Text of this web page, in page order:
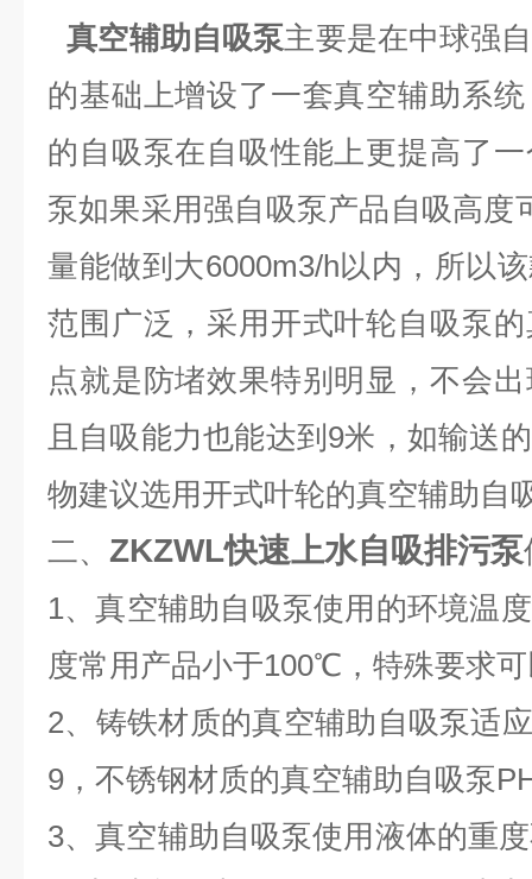
真空辅助自吸泵主要是在中球强
的基础上增设了一套真空辅助系
的自吸泵在自吸性能上更提高了
泵如果采用强自吸泵产品自吸高度
量能做到大6000m3/h以内，所以
范围广泛，采用开式叶轮自吸泵
点就是防堵效果特别明显，不会
且自吸能力也能达到9米，如输送
物建议选用开式叶轮的真空辅助自
二、 ZKZWL快速上水自吸排污泵
1、真空辅助自吸泵使用的环境温
度常用产品小于100℃，特殊要求
2、铸铁材质的真空辅助自吸泵适
9，不锈钢材质的真空辅助自吸泵
3、真空辅助自吸泵使用液体的重